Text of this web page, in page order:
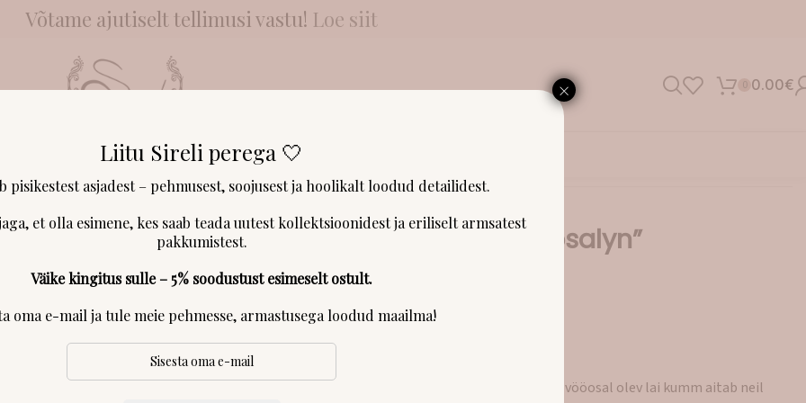
Võtame ajutiselt tellimusi vastu! Loe siit
0 0.00€
& LÕNGADKLIENDID RÄÄGIVADMEIST
Kõrge pihaosaga püksid “Rosalyn”
Stiilsed kõrge pihaosaga tüdrukute püksid Rosalyn. Pükste vööosal olev lai kumm aitab neil
Liitu Sireli perega 🤍
pisikestest asjadest – pehmusest, soojusest ja hoolikalt loodud detailidest.
et olla esimene, kes saab teada uutest kollektsioonidest ja eriliselt armsatest
pakkumistest.
Väike kingitus sulle – 5% soodustust esimeselt ostult.
oma e-mail ja tule meie pehmesse, armastusega loodud maailma!
×